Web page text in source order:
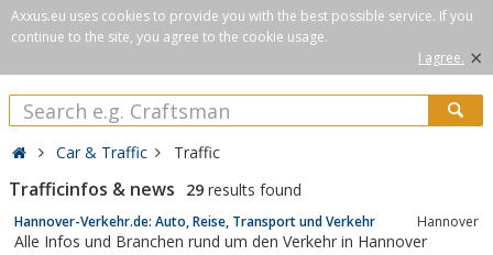
Axxus.eu uses cookies to provide you with the best possible service. If you
continue to the site, you agree to the cookie usage.
I agree. ×
Car & Traffic Traffic
Trafficinfos & news 29 results found
Hannover-Verkehr.de: Auto, Reise, Transport und Verkehr Hannover
Alle Infos und Branchen rund um den Verkehr in Hannover